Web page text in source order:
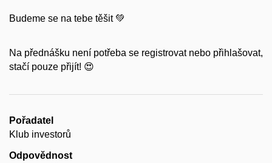
Budeme se na tebe těšit 💚
Na přednášku není potřeba se registrovat nebo přihlašovat,
stačí pouze přijít! 😍
Pořadatel
Klub investorů
Odpovědnost